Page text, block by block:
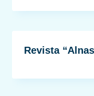
Revista